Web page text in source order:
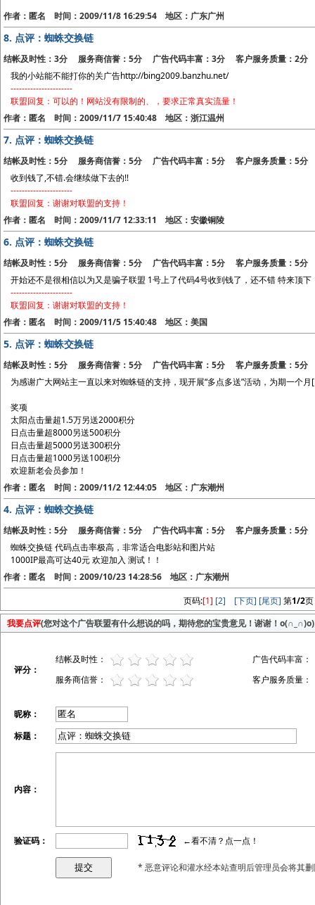
作者：匿名 时间：2009/11/8 16:29:54 地区：广东广州
8. 点评：蜘蛛交换链
结帐及时性：3分 服务商信誉：5分 广告代码丰富：3分 客户服务质量：2分
我的小站能不能打你的关广告http://bing2009.banzhu.net/
----------------------
联盟回复：可以的！网站没有限制的、，要求正常真实流量！
作者：匿名 时间：2009/11/7 15:40:48 地区：浙江温州
7. 点评：蜘蛛交换链
结帐及时性：5分 服务商信誉：5分 广告代码丰富：5分 客户服务质量：5分
收到钱了,不错.会继续做下去的!!
----------------------
联盟回复：谢谢对联盟的支持！
作者：匿名 时间：2009/11/7 12:33:11 地区：安徽铜陵
6. 点评：蜘蛛交换链
结帐及时性：5分 服务商信誉：5分 广告代码丰富：5分 客户服务质量：5分
开始还不是很相信以为又是骗子联盟 1号上了代码4号收到钱了，还不错 特来顶下
----------------------
联盟回复：谢谢对联盟的支持！
作者：匿名 时间：2009/11/5 15:40:48 地区：美国
5. 点评：蜘蛛交换链
结帐及时性：5分 服务商信誉：5分 广告代码丰富：5分 客户服务质量：5分
为感谢广大网站主一直以来对蜘蛛链的支持，现开展“多点多送”活动，为期一个
奖项
太阳点击量超1.5万另送2000积分
日点击量超8000另送500积分
日点击量超5000另送300积分
日点击量超1000另送100积分
欢迎新老会员参加！
作者：匿名 时间：2009/11/2 12:44:05 地区：广东潮州
4. 点评：蜘蛛交换链
结帐及时性：5分 服务商信誉：5分 广告代码丰富：5分 客户服务质量：5分
蜘蛛交换链 代码点击率极高，非常适合电影站和图片站
1000IP最高可达40元 欢迎加入 测试！！
作者：匿名 时间：2009/10/23 14:28:56 地区：广东潮州
页码:[1] [2] [下页] [尾页] 第1/2
我要点评(您对这个广告联盟有什么想说的吗，期待您的宝贵意见！谢谢！o(∩_∩)o)
评分：
结帐及时性：
广告代码丰富：
服务商信誉：
客户服务质量：
昵称：
标题：
内容：
验证码： ←看不清？点一点！
* 恶意评论和灌水经本站查明后管理员会将其